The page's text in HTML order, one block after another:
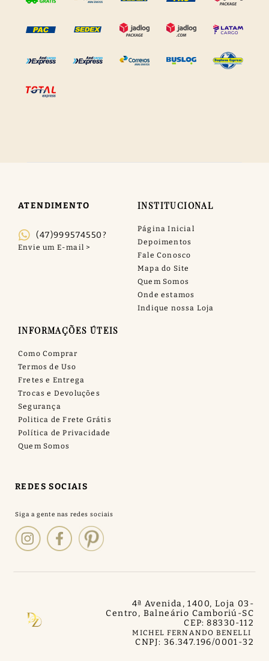
ATENDIMENTO
(47)999574550?
INSTITUCIONAL
Página Inicial
Depoimentos
Fale Conosco
Mapa do Site
Quem Somos
Onde estamos
Indique nossa Loja
INFORMAÇÕES ÚTEIS
Como Comprar
Termos de Uso
Fretes e Entrega
Trocas e Devoluções
Segurança
Politica de Frete Grátis
Política de Privacidade
Quem Somos
REDES SOCIAIS
MICHEL FERNANDO BENELLI
4ª Avenida, 1400, Loja 03 -
Centro, Balneário Camboriú-SC
CEP: 88330-112
CNPJ: 36.347.196/0001-32